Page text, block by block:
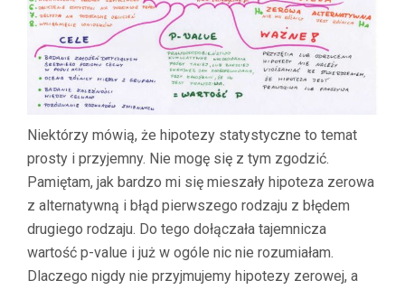
Niektórzy mówią, że hipotezy statystyczne to temat
prosty i przyjemny. Nie mogę się z tym zgodzić.
Pamiętam, jak bardzo mi się mieszały hipoteza zerowa
z alternatywną i błąd pierwszego rodzaju z błędem
drugiego rodzaju. Do tego dołączała tajemnicza
wartość p-value i już w ogóle nic nie rozumiałam.
Dlaczego nigdy nie przyjmujemy hipotezy zerowej, a